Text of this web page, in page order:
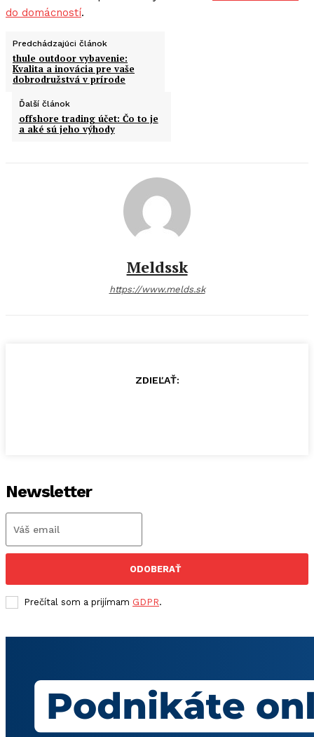
do domácností.
Predchádzajúci článok
thule outdoor vybavenie:
Kvalita a inovácia pre vaše
dobrodružstvá v prírode
Ďalší článok
offshore trading účet: Čo to je
a aké sú jeho výhody
Meldssk
https://www.melds.sk
ZDIEĽAŤ:
Newsletter
ODOBERAŤ
Prečítal som a prijímam GDPR.